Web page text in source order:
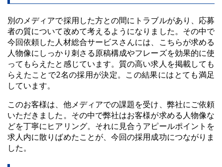
別のメディアで採用した方との間にトラブルがあり、応募
者の質について改めて考えるようになりました。その中で
今回依頼した人材総合サービスさんには、こちらが求める
人物像にしっかり刺さる原稿構成やフレーズを効果的に使
ってもらえたと感じています。質の高い求人を掲載しても
らえたことで2名の採用が決定。この結果にはとても満足
しています。
このお客様は、他メディアでの課題を受け、弊社にご依頼
いただきました。その中で弊社はお客様が求める人物像な
どを丁寧にヒアリング。それに見合うアピールポイントを
求人内に散りばめたことが、今回の採用成功につながりま
した。